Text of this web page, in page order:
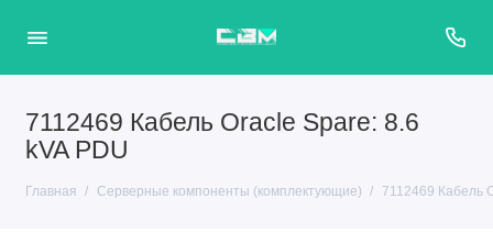
7112469 Кабель Oracle Spare: 8.6
kVA PDU
Главная Серверные компоненты (комплектующие) 7112469 Кабель